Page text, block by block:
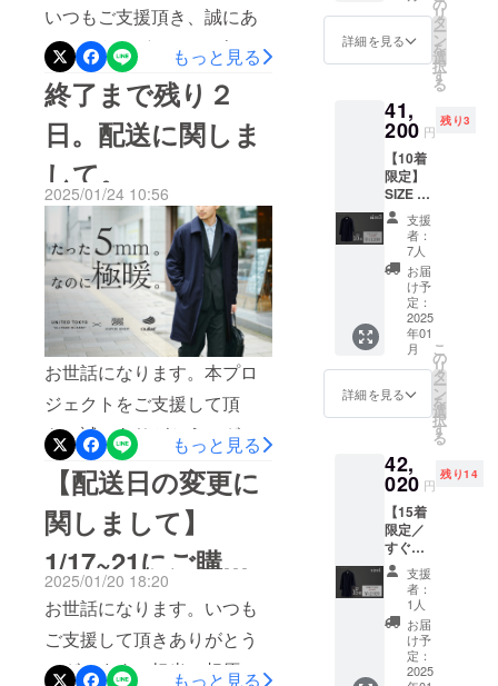
ニーカー。よりCASUALに
履いて頂けるアイテムと
なっております！ご興味あ
る方は是非プロジェクト
ページをご覧くださいま
せ。
======================
========【本格岡山産＆超
伸縮快適デニム】日本のモ
ノづくりの良さを全男性に
お届けしたい。Point.1 岡
山県デニム工場の魅力
Point.2 快適すぎる履き心
地Point.3 STYLE UP する
秘訣岡山産の本格派デニ
ム。そして、超快適な高機
能性。まさに『新常識』と
なるデニムとなっておりま
す！こちらも是非プロジェ
クトページをご覧くださ
い！引き続きご支援の程、
宜しくお願いいたします！
本製のアイテムで、更に
アップデートした商品を企
画し、皆様に喜んで頂ける
よう精進いたします！
======================
また、配送に関しまして。
１月２３日以降にご購入し
て下さり、まだお届けでき
ていない方々に関しまして
は、１月２９日（水）にお
届けできるよう手配をして
おります。到着を楽しみに
お待ちくださいませ。
======================
本プロジェクトのアイテム
を通じて、皆様の生活が少
しでも豊かになることを
祈っております。引き続
き、UNITED TOKYO を
チェックして下さると嬉し
いです！今後とも宜しくお
願いいたします。TOKYO
いつもご支援頂き、誠にあ
りがとうございます！担当
の相原と申します！遂に本
日、プロジェクトが終了し
ます。沢山のご支援を頂き
まして、本当にありがとう
ございます！社員一同、大
変感謝しております。先行
割引販売期間が本日までと
なりますので、ご購入をご
検討の方は、お買い逃しの
ないようお気をつけくださ
い！また、配送に関して
は、即日配達となります。
すぐに手配して配送させて
頂きますので、ご購入して
くださった方々は楽しみに
お待ちくださいませ。引き
続き、ご支援のほど、宜し
くお願いいたします！
もっと見る
終了まで残り２
日。配送に関しま
して。
2025/01/24 10:56
お世話になります。本プロ
ジェクトをご支援して頂
き、誠にありがとうござい
ます。担当の相原です。遂
に、プロジェクト終了まで
＜残り２日＞となりまし
た。現在８２万円のご支援
を頂いており、社員一同、
大変感謝しております。本
当にありがとうございま
もっと見る
【配送日の変更に
関しまして】
1/17~21にご購入
して下さったお客
様へ
2025/01/20 18:20
お世話になります。いつも
ご支援して頂きありがとう
ございます。担当の相原で
もっと見る
発を世界
へ」を体現
すべく取り
ておりま
す。日本の
デザイナー
ズブラン
ド、日本の
テキスタイ
ル、日本の
生産工場に
拘り、私達
は世界中の
お客様に感
動をもたら
し、世界に
の存在感、
ファッショ
ン業界の社
会的地位の
向上を愚直
に目指して
いきます。
サイ
ズ：
1（~16
一般販
売予定
価格：
46,200
円（税
込） →
特別価
格：
41,200
円
（5,000
OFF） ※
送料込
詳細を見る
の
リ
タ
ー
ン
を
選
択
す
る
41,
200 円
残り3
【10着
限定】
SIZE 3 /
L~XL相
当 /
178~c
m推奨
12月末
配送予
定。 ・
ラー：
NVY ・
サイ
ズ：
奨） ・
一般販
売予定
価格：
46,200
円（税
込） →
特別価
格：
41,200
（5,000
支援
者：
7人
お届
け予
定：
2025
年01
月
詳細を見る
こ
の
リ
タ
ー
ン
を
選
択
す
る
42,
020 円
残り14
【15着
限定／
すぐ届
く】
SIZE 1 /
S相当 /
~169c
m推奨
ご支援
いただ
支援
者：
1人
お届
け予
定：
2025